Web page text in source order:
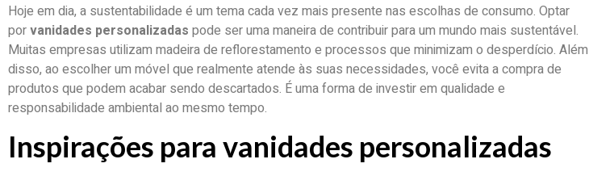
Hoje em dia, a sustentabilidade é um tema cada vez mais presente nas escolhas de consumo. Optar
porvanidades personalizadas pode ser uma maneira de contribuir para um mundo mais sustentável.
Muitas empresas utilizam madeira de reflorestamento e processos que minimizam o desperdício. Além
disso, ao escolher um móvel que realmente atende às suas necessidades, você evita a compra de
produtos que podem acabar sendo descartados. É uma forma de investir em qualidade e
responsabilidade ambiental ao mesmo tempo.
Inspirações para vanidades personalizadas